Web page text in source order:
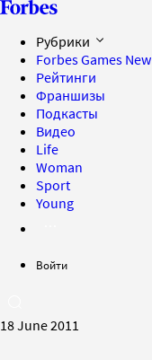
Рубрики
Forbes Games New
Рейтинги
Франшизы
Подкасты
Видео
Life
Woman
Sport
Young
Войти
18 June 2011